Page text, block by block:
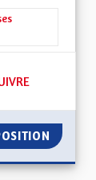
ABONNÉS